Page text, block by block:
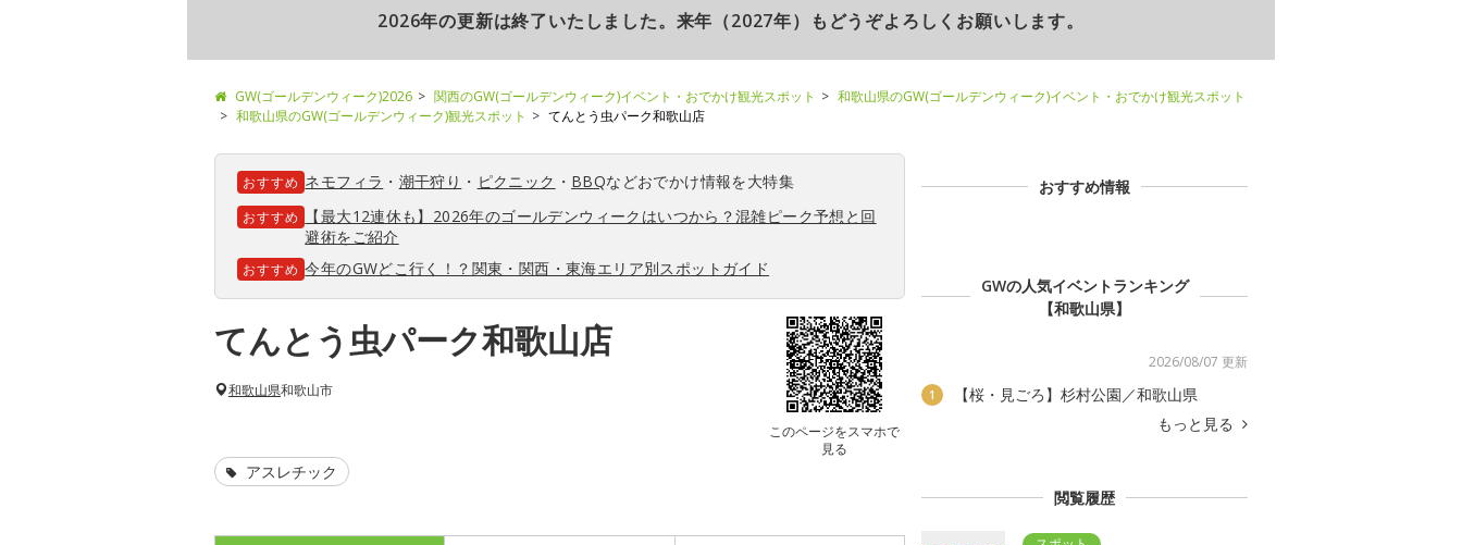
2026年の更新は終了いたしました。来年（2027年）もどうぞよろしくお願いします。
GW(ゴールデンウィーク)2026 関西のGW(ゴールデンウィーク)イベント・おでかけ観光スポット
和歌山県のGW(ゴールデンウィーク)イベント・おでかけ観光スポット
和歌山県のGW(ゴールデンウィーク)観光スポット
てんとう虫パーク和歌山店
おすすめ ネモフィラ ・ 潮干狩り ・ ピクニック ・ BBQなどおでかけ情報を大特集
おすすめ
【最大12連休も】2026年のゴールデンウィークはいつから？混雑ピーク予想と回
避術をご紹介
おすすめ 今年のGWどこ行く！？関東・関西・東海エリア別スポットガイド
てんとう虫パーク和歌山店
このページをスマホで
見る
和歌山県和歌山市
アスレチック
おすすめ情報
GWの人気イベントランキング
【和歌山県】
2026/08/07 更新
1
【桜・見ごろ】杉村公園／和歌山県
もっと見る
閲覧履歴